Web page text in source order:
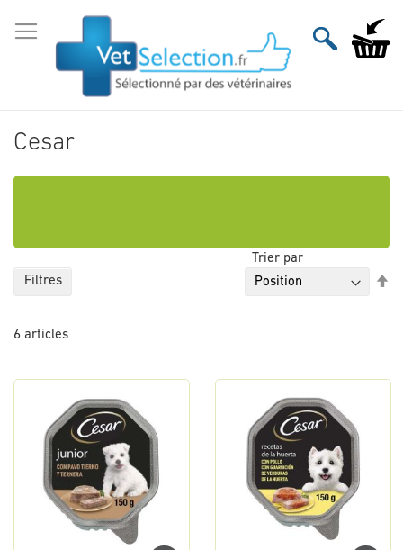
au
contenu
Mon
Cesar
6 articles
Trier par
Filtres